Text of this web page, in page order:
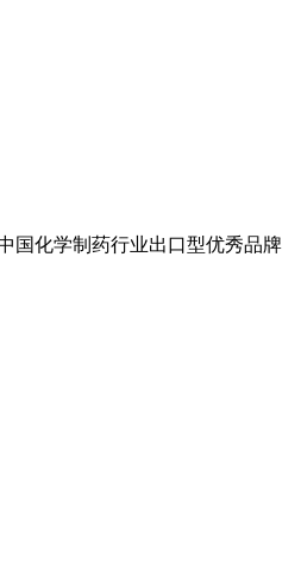
国化学制药行业出口型优秀品牌